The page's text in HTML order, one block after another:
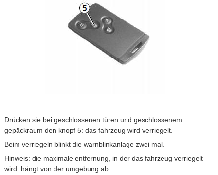
Drücken sie bei geschlossenen türen und geschlossenem
gepäckraum den knopf 5: das fahrzeug wird verriegelt.
Beim verriegeln blinkt die warnblinkanlage zwei mal.
Hinweis: die maximale entfernung, in der das fahrzeug verriegelt
wird, hängt von der umgebung ab.